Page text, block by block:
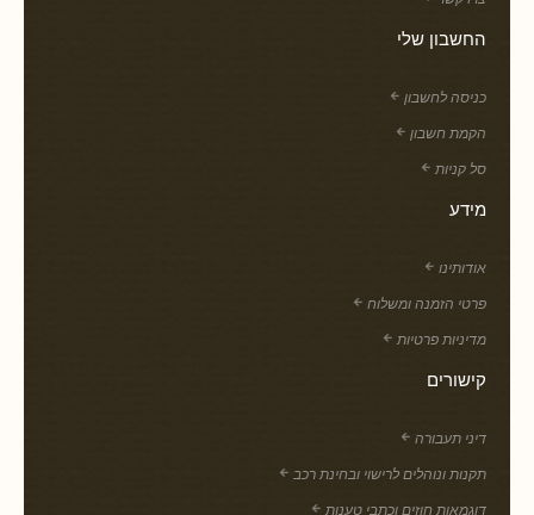
החשבון שלי
כניסה לחשבון
הקמת חשבון
סל קניות
מידע
אודותינו
פרטי הזמנה ומשלוח
מדיניות פרטיות
קישורים
דיני תעבורה
תקנות ונוהלים לרישוי ובחינת רכב
דוגמאות חוזים וכתבי טענות